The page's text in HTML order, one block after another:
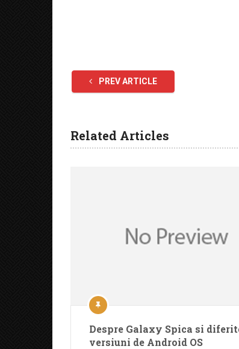
PREV ARTICLE
Related Articles
Despre Galaxy Spica si
versiuni de Android OS